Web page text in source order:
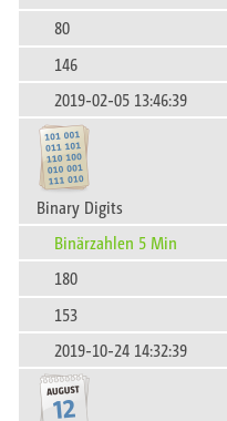
80
146
2019-02-05 13:46:39
Binary Digits
Binärzahlen 5 Min
180
153
2019-10-24 14:32:39